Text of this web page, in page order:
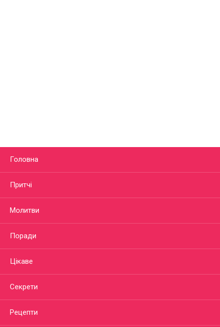
Головна
Притчі
Молитви
Поради
Цікаве
Секрети
Рецепти